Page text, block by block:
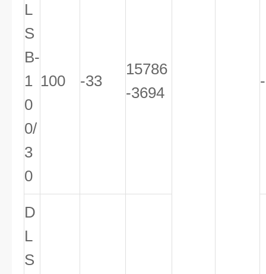
L
S
B-
1
0
0/
3
0
100 -33
15786
-3694
D
L
S